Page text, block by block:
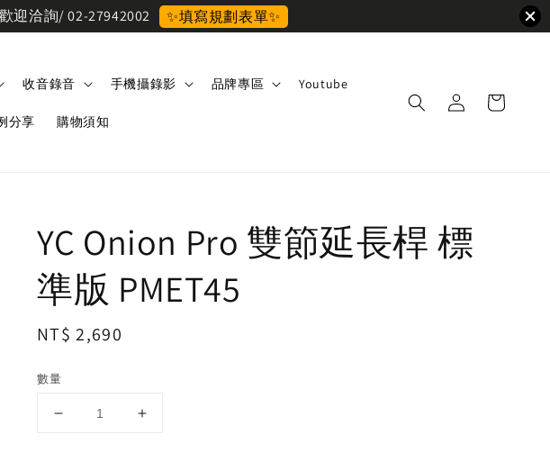
迎洽詢/ 02-27942002 ✨填寫規劃表單✨
收音錄音 手機攝錄影 品牌專區 Youtube
分享 購物須知
YC Onion Pro 雙節延長桿 標
準版 PMET45
Regular
NT$ 2,690
數量